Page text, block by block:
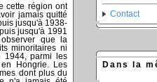
cette région ont
jamais quitté
jusqu'à 1938-
jusqu'à 1991
que la
minoritaires ni
1944, parmi les
Hongrie. Les
dont plus du
Contact
Dans la